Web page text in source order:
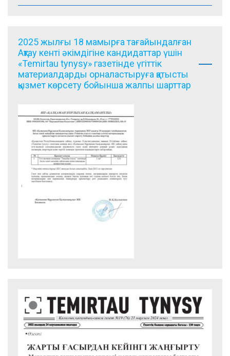
2025 жылғы 18 мамырға тағайындалған
Ақтау кенті әкімдігіне кандидаттар үшін
«Temirtau tynysy» газетінде үгіттік
материалдарды орналастыруға қатысты
қызмет көрсету бойынша жалпы шарттар